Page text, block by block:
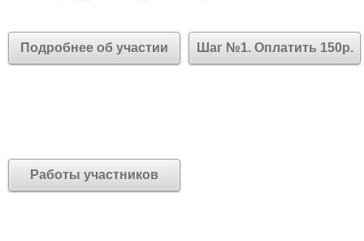
Подробнее об участии Шаг №1. Оплатить 150р.
Работы участников